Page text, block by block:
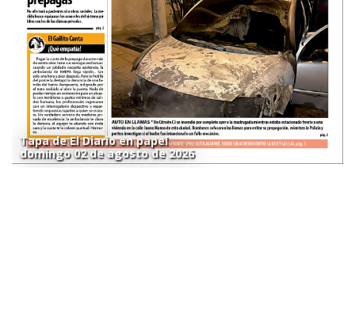
Tapa de El Diario en papel
domingo 02 de agosto de 2026